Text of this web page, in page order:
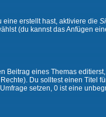
erstellt hast, aktiviere die
(du kannst das Anfügen
Beitrag eines Themas
Du solltest einen Titel
setzen, 0 ist eine